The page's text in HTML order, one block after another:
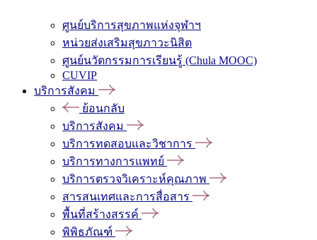
ศูนย์บริการสุขภาพแห่งจุฬาฯ
หน่วยส่งเสริมสุขภาวะนิสิต
ศูนย์นวัตกรรมการเรียนรู้ (Chula MOOC)
CUVIP
บริการสังคม
ย้อนกลับ
บริการสังคม
บริการทดสอบและวิชาการ
บริการทางการแพทย์
บริการตรวจวิเคราะห์คุณภาพ
สารสนเทศและการสื่อสาร
พื้นที่สร้างสรรค์
พิพิธภัณฑ์